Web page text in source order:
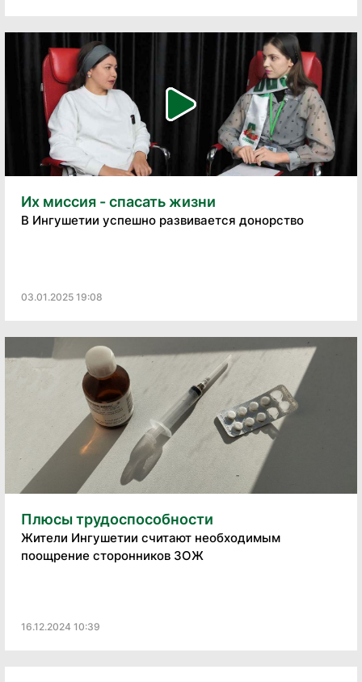
Их миссия - спасать жизни
В Ингушетии успешно развивается донорство
03.01.2025 19:08
Плюсы трудоспособности
Жители Ингушетии считают необходимым
поощрение сторонников ЗОЖ
16.12.2024 10:39